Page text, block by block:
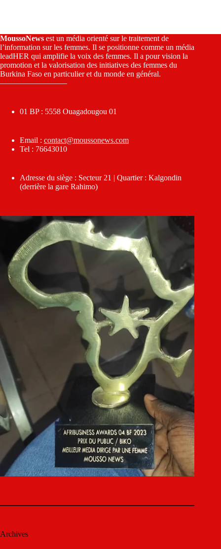
MoussoNews est un média orienté sur le traitement de
l’information sur les femmes. Il se positionne comme un média
leadHER qui amplifie la voix des femmes. Il a pour vision la
promotion et la valorisation des initiatives des femmes du
Burkina Faso en particulier et du monde en général.
————————–
01 BP : 5558 Ouagadougou 01
Email : contact@moussonews.com
Tel : 76643010
Adresse du siège : Secteur 21 | Quartier : Kalgondin
(derrière la gare Rahimo)
Archives